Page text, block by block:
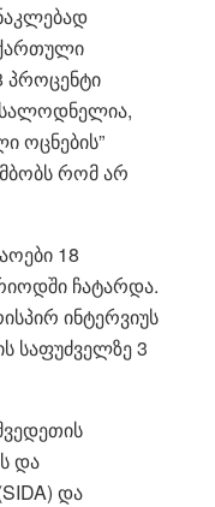
პროცენტი
ოცნების”
რომ არ
18
ჩატარდა.
ინტერვიუს
საფუძველზე 3
და
და